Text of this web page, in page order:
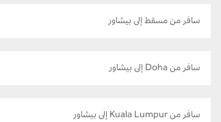
سافر من مسقط إلى بيشاور
سافر من Doha إلى بيشاور
سافر من Kuala Lumpur إلى بيشاور